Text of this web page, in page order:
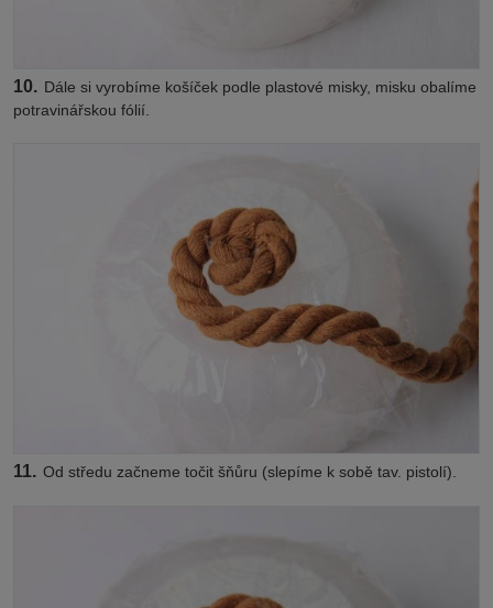
10. Dále si vyrobíme košíček podle plastové misky, misku obalíme
potravinářskou fólií.
11. Od středu začneme točit šňůru (slepíme k sobě tav. pistolí).